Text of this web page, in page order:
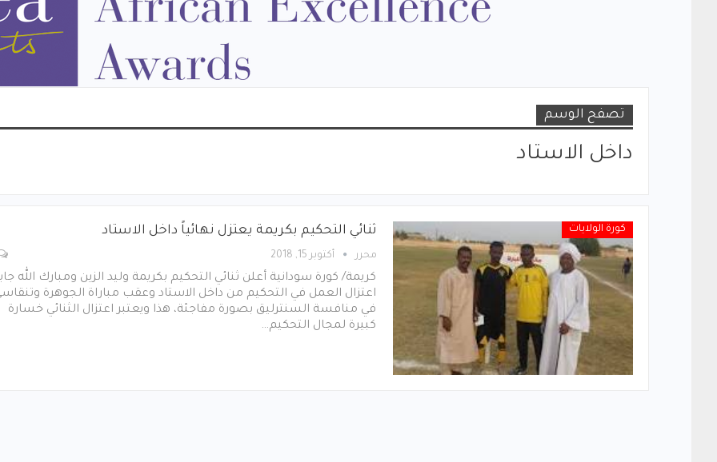
تصفح الوسم
داخل الاستاد
كورة الولايات ثنائي التحكيم بكريمة يعتزل نهائياً داخل الاستاد
محرر أكتوبر 15, 2018
كريمة/ كورة سودانية أعلن ثنائي التحكيم بكريمة وليد الزين ومبارك الله
اعتزال العمل في التحكيم من داخل الاستاد وعقب مباراة الجوهرة
في منافسة السنترليق بصورة مفاجئة، هذا ويعتبر اعتزال الثنائي خسارة
كبيرة لمجال التحكيم…